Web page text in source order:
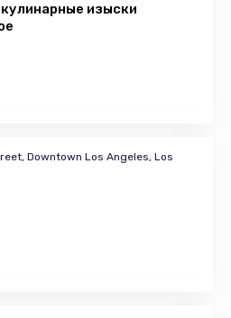
изыски
Downtown Los Angeles, Los